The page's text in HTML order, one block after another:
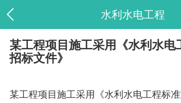
水利水电工程
某工程项目施工采用《水利水电
招标文件》
某工程项目施工采用《水利水电工程标准